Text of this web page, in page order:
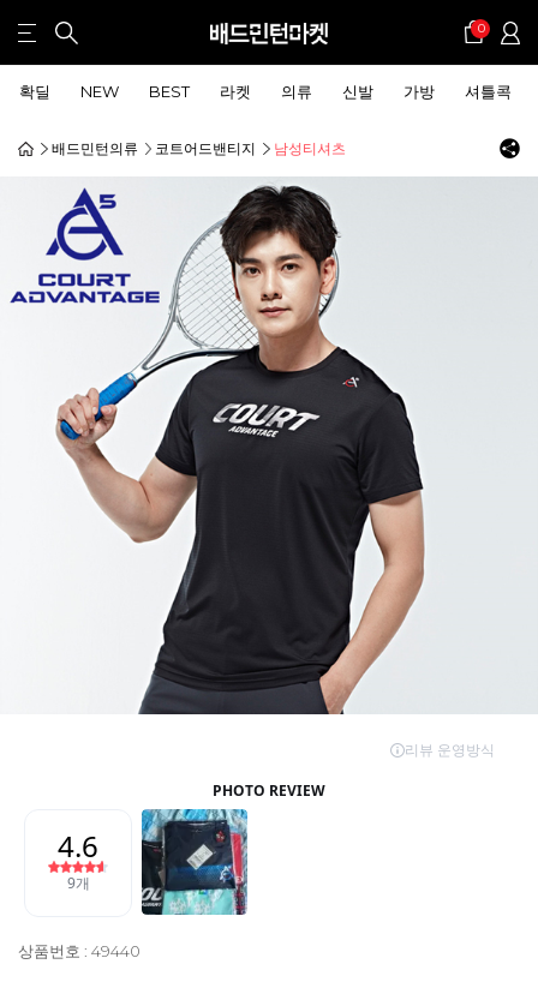
0
확딜 NEW BEST 라켓 의류 신발 가방 셔틀콕
배드민턴의류 코트어드밴티지 남성티셔츠
상품번호 : 49440